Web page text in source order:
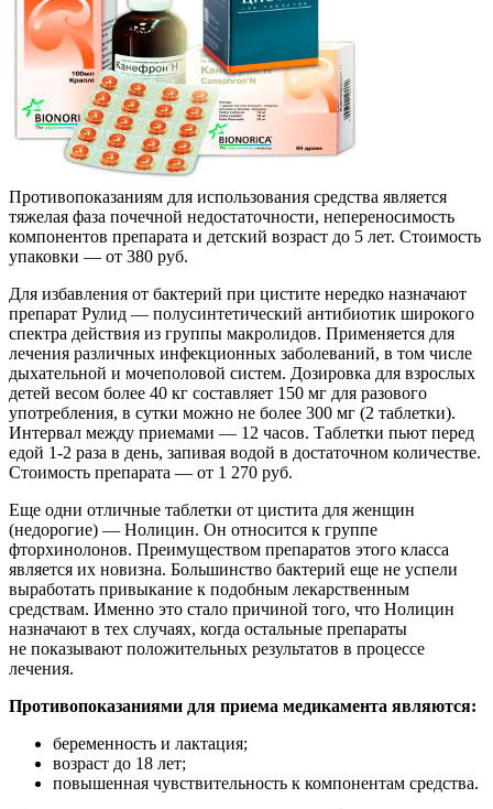
Противопоказаниям для использования средства является
тяжелая фаза почечной недостаточности, непереносимость
компонентов препарата и детский возраст до 5 лет. Стоимость
упаковки — от 380 руб.
Для избавления от бактерий при цистите нередко назначают
препарат Рулид — полусинтетический антибиотик широкого
спектра действия из группы макролидов. Применяется для
лечения различных инфекционных заболеваний, в том числе
дыхательной и мочеполовой систем. Дозировка для взрослых
детей весом более 40 кг составляет 150 мг для разового
употребления, в сутки можно не более 300 мг (2 таблетки).
Интервал между приемами — 12 часов. Таблетки пьют перед
едой 1-2 раза в день, запивая водой в достаточном количестве.
Стоимость препарата — от 1 270 руб.
Еще одни отличные таблетки от цистита для женщин
(недорогие) — Нолицин. Он относится к группе
фторхинолонов. Преимуществом препаратов этого класса
является их новизна. Большинство бактерий еще не успели
выработать привыкание к подобным лекарственным
средствам. Именно это стало причиной того, что Нолицин
назначают в тех случаях, когда остальные препараты
не показывают положительных результатов в процессе
лечения.
Противопоказаниями для приема медикамента являются:
беременность и лактация;
возраст до 18 лет;
повышенная чувствительность к компонентам средства.